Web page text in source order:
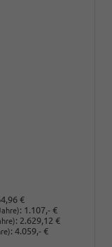
€
: 1.107,- €
: 2.629,12 €
: 4.059,- €